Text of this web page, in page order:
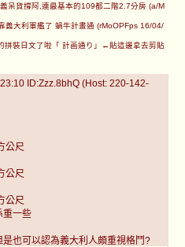
呆貨撐阿,連最基本的109都二階2.7分房 (a/M
義大利軍艦了 蝸牛計畫通 (rMoOPFps 16/04/
拼裝日文了啦「 計画通り」←貼這邊拿去剪貼
ID:Zzz.8bhQ (Host: 220-142-
公尺
公尺
公尺
重一些
也可以認為義大利人頗重視格鬥?